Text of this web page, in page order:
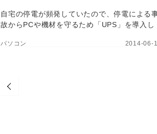
自宅の停電が頻発していたので、停電による
故からPCや機材を守るため「UPS」を導入し
パソコン 2014-06-